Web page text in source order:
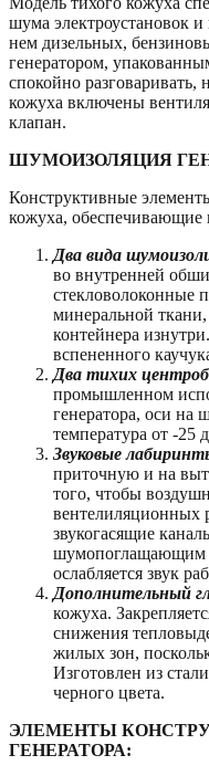
шума электроустановок
нем дизельных,
генератором,
спокойно
кожуха включены
клапан.
ШУМОИЗОЛЯЦИЯ
Конструктивные
кожуха, обеспечивающие
Два вида
во внутренней
стекловолоконные
минеральной
контейнера
вспененного
Два тихих
промышленном
генератора, оси на
температура от -25
Звуковые
приточную и на
того, чтобы
вентелиляционных
звукогасящие
шумопоглащающим
ослабляется звук
Дополнительный
кожуха.
снижения
жилых зон,
Изготовлен из
черного цвета.
ЭЛЕМЕНТЫ
ГЕНЕРАТОРА: